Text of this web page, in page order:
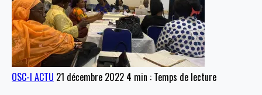
OSC-I ACTU 21 décembre 2022 4 min : Temps de lecture